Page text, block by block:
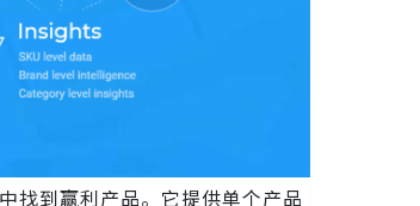
找到赢利产品。它提供单个产品